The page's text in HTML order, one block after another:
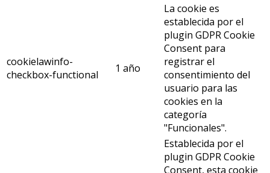
cookielawinfo-
checkbox-functional
1 año
La cookie es
establecida por el
plugin GDPR Cookie
Consent para
registrar el
consentimiento del
usuario para las
cookies en la
categoría
"Funcionales".
Establecida por el
plugin GDPR Cookie
Consent, esta cookie